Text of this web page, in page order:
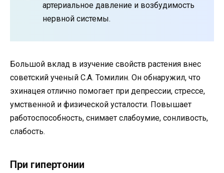
артериальное давление и возбудимость
нервной системы.
Большой вклад в изучение свойств растения внес
советский ученый С.А. Томилин. Он обнаружил, что
эхинацея отлично помогает при депрессии, стрессе,
умственной и физической усталости. Повышает
работоспособность, снимает слабоумие, сонливость,
слабость.
При гипертонии